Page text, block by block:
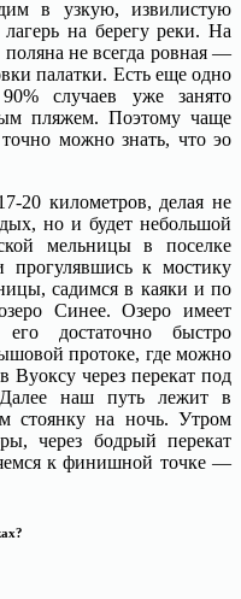
в узкую, извилистую
на берегу реки. На
поляна не всегда ровная —
палатки. Есть еще одно
случаев уже занято
пляжем. Поэтому чаще
можно знать, что эо
20 километров, делая не
но и будет небольшой
мельницы в поселке
прогулявшись к мостику
садимся в каяки и по
Синее. Озеро имеет
достаточно быстро
протоке, где можно
Вуоксу через перекат под
наш путь лежит в
стоянку на ночь. Утром
через бодрый перекат
к финишной точке —